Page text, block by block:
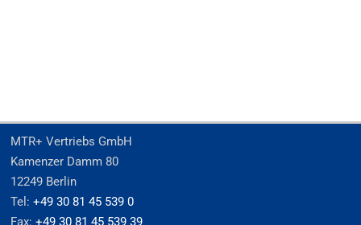
MTR+ Vertriebs GmbH
Kamenzer Damm 80
12249 Berlin
Tel:+49 30 81 45 539 0
Fax:+49 30 81 45 539 39